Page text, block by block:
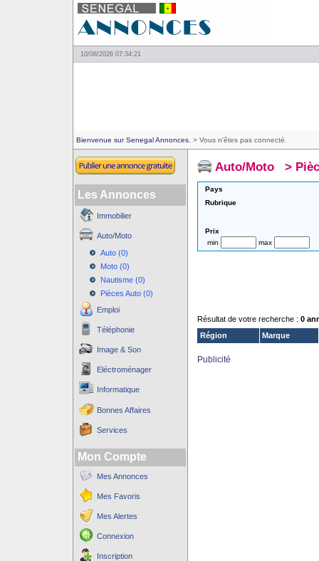
10/08/2026 07:34:21
Bienvenue sur Senegal Annonces. > Vous n'êtes pas connecté.
Les Annonces
Immobilier
Auto/Moto
Auto (0)
Moto (0)
Nautisme (0)
Pièces Auto (0)
Emploi
Téléphonie
Image & Son
Eléctroménager
Informatique
Bonnes Affaires
Services
Mon Compte
Mes Annonces
Mes Favoris
Mes Alertes
Connexion
Inscription
Auto/Moto >
Pays
Rubrique
Prix
min
max
Résultat de votre recherche : 0
Région
Marque
Publicité